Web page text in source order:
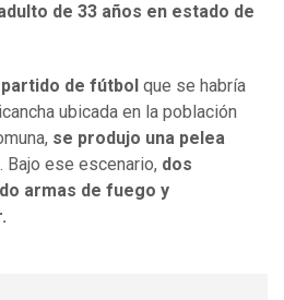
de 33 años en estado de
de fútbol que se habría
ubicada en la población
se produjo una pelea
. Bajo ese escenario, dos
armas de fuego y